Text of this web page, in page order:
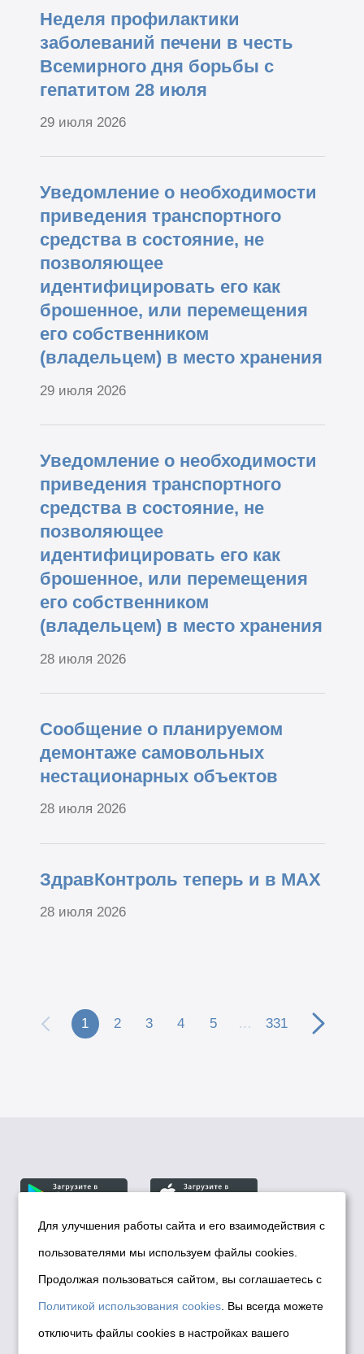
Неделя профилактики
заболеваний печени в честь
Всемирного дня борьбы с
гепатитом 28 июля
29 июля 2026
Уведомление о необходимости
приведения транспортного
средства в состояние, не
позволяющее
идентифицировать его как
брошенное, или перемещения
его собственником
(владельцем) в место хранения
29 июля 2026
Уведомление о необходимости
приведения транспортного
средства в состояние, не
позволяющее
идентифицировать его как
брошенное, или перемещения
его собственником
(владельцем) в место хранения
28 июля 2026
Сообщение о планируемом
демонтаже самовольных
нестационарных объектов
28 июля 2026
ЗдравКонтроль теперь и в МАХ
28 июля 2026
1 2 3 4 5 … 331
© Департамент информационной политики мэрии
города Новосибирска, 2026
Политика использования Cookies
Политика по обработке персональных
данных в информационных системах
Для улучшения работы сайта и его взаимодействия с
пользователями мы используем файлы cookies.
Продолжая пользоваться сайтом, вы соглашаетесь с
Политикой использования cookies . Вы всегда можете
отключить файлы cookies в настройках вашего